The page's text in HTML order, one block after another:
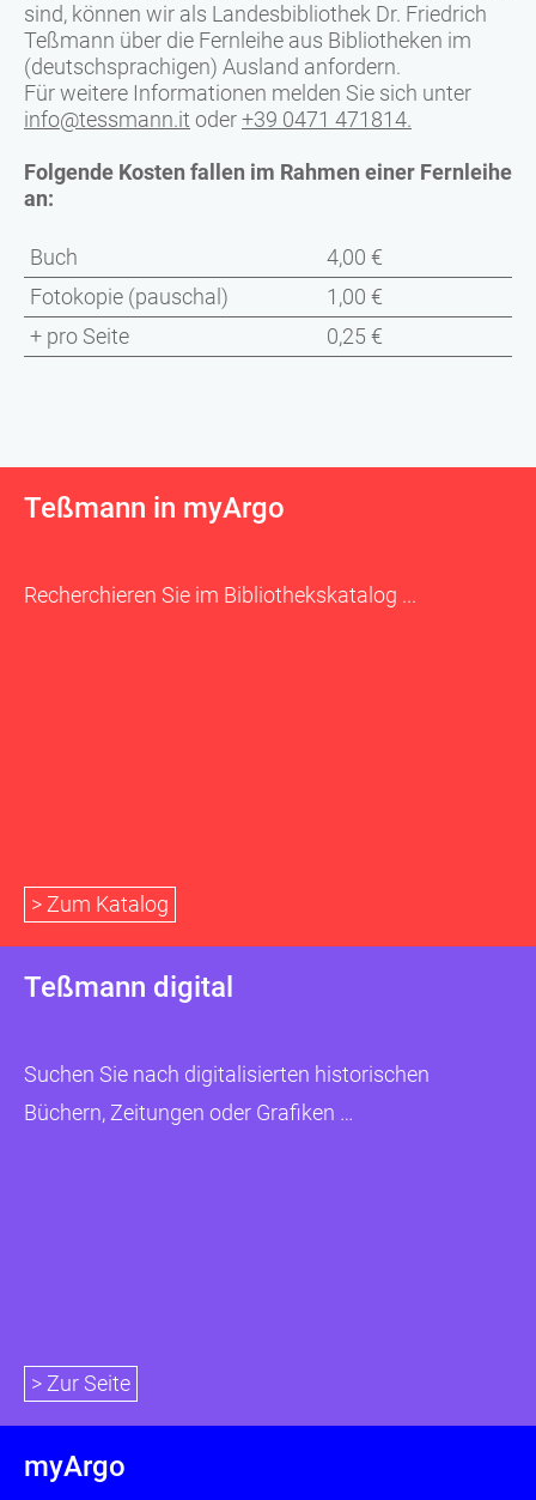
sind, können wir als Landesbibliothek Dr. Friedrich
Teßmann über die Fernleihe aus Bibliotheken im
(deutschsprachigen) Ausland anfordern.
Für weitere Informationen melden Sie sich unter
info@tessmann.it oder+39 0471 471814.
Folgende Kosten fallen im Rahmen einer Fernleihe
an:
Buch
4,00 €
Fotokopie (pauschal)
1,00 €
+ pro Seite
0,25 €
Teßmann in myArgo
Recherchieren Sie im Bibliothekskatalog ...
> Zum Katalog
Teßmann digital
Suchen Sie nach digitalisierten historischen
Büchern, Zeitungen oder Grafiken …
> Zur Seite
myArgo